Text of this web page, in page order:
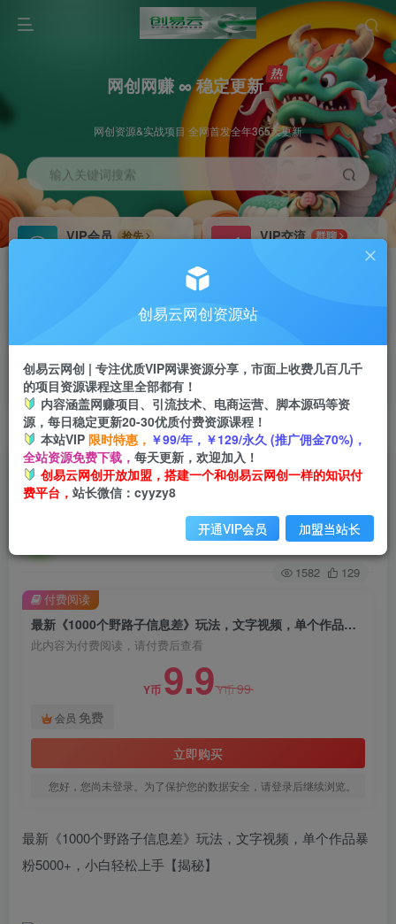
网创网赚 ∞ 稳定更新
网创资源&实战项目 全网首发全年365天更新
输入关键词搜索
VIP会员
抢先
VIP交流
群聊
研究探讨更多创业项目路子。
会员专属推广链接
挂机 项目
脚本卡密
APP下载
GO
首页 创业课程 会员免费 正文
最新《1000个野路子信息差》玩法，文字视频，
单个作品暴粉5000+，小白轻松上手【揭秘】
关注
1582 129
最新《1000个野路子信息差》玩法，文字视频，单个作品暴粉5000+，小白轻松上手【揭秘】
此内容为付费阅读，请付费后查看
Y币 9.9Y币99
会员 免费
立即购买
您好，您尚未登录。为了保护您的数据安全，请登录后继续浏览。
付费阅读
最新《1000个野路子信息差》玩法，文字视频，单个作品暴
粉5000+，小白轻松上手【揭秘】
创易云网创资源站
创易云网创 | 专注优质VIP网课资源分享，市面上收费几百几千
的项目资源课程这里全部都有！
内容涵盖网赚项目、引流技术、电商运营、脚本源码等资
源，每日稳定更新20-30优质付费资源课程！
本站VIP 限时特惠， ￥99/年，￥129/永久 (推广佣金70%)，
全站资源免费下载， 每天更新，欢迎加入！
创易云网创开放加盟，搭建一个和创易云网创一样的知识付
费平台， 站长微信：cyyzy8
开通VIP会员 加盟当站长